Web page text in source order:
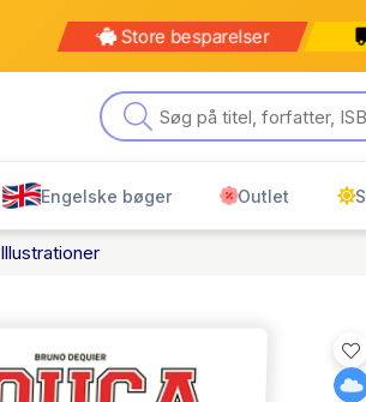
Store besparelser
Engelske bøger Outlet
Illustrationer